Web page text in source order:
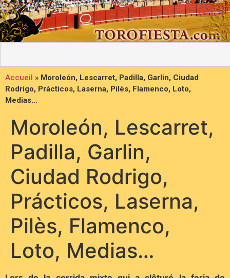
Accueil » Moroleón, Lescarret, Padilla, Garlin, Ciudad
Rodrigo, Prácticos, Laserna, Pilès, Flamenco, Loto,
Medias…
Moroleón, Lescarret,
Padilla, Garlin,
Ciudad Rodrigo,
Prácticos, Laserna,
Pilès, Flamenco,
Loto, Medias…